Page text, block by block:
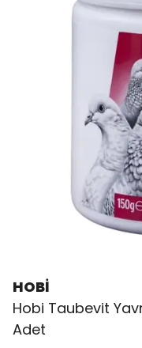
HOBİ
Hobi Taubevit
Adet